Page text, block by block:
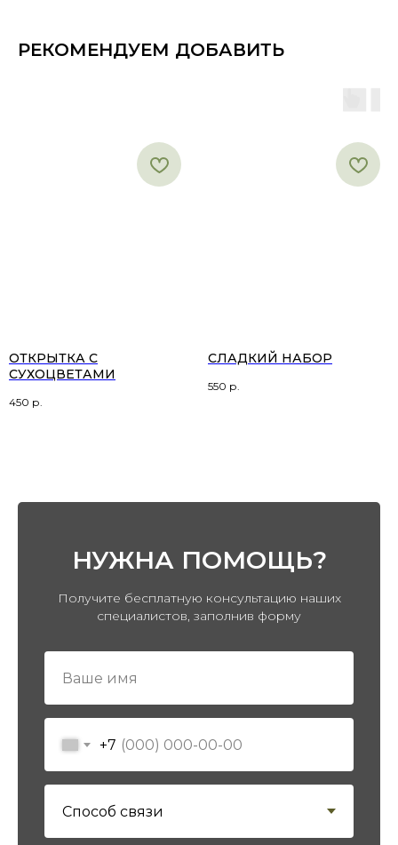
РЕКОМЕНДУЕМ ДОБАВИТЬ
ОТКРЫТКА С
СУХОЦВЕТАМИ
450 р.
СЛАДКИЙ НАБОР
550 р.
НУЖНА ПОМОЩЬ?
Получите бесплатную консультацию наших
специалистов, заполнив форму
+7